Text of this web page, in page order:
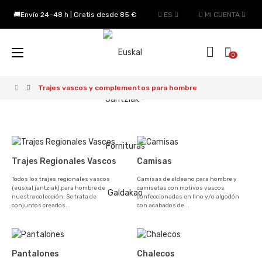
🚚Envío 24–48 h | Gratis desde 85 € ES MI CUENTA
Navegación
☰ 0
Trajes vascos y complementos para hombre
Trajes Regionales Vascos
Todos los trajes regionales vascos
(euskal jantziak) para hombre de
nuestra colección. Se trata de
conjuntos creados...
Camisas
Camisas de aldeano para hombre y
camisetas con motivos vascos
confeccionadas en lino y/o algodón
con acabados de...
Pantalones Chalecos